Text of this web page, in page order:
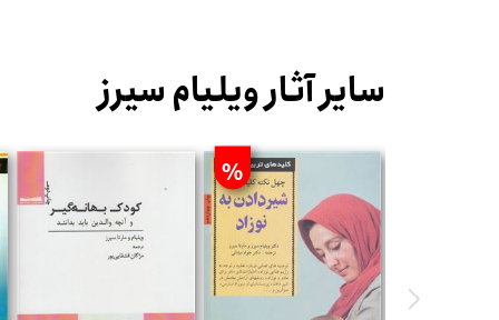
سایر آثار ویلیام سیرز
%